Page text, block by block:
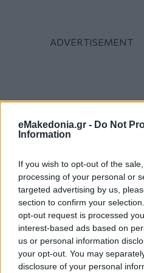
eMakedonia.gr - Do Not
Information
If you wish to opt-out of the
processing of your personal or
targeted advertising by us,
section to confirm your
opt-out request is processed
interest-based ads based on
us or personal information
your opt-out. You may
disclosure of your personal